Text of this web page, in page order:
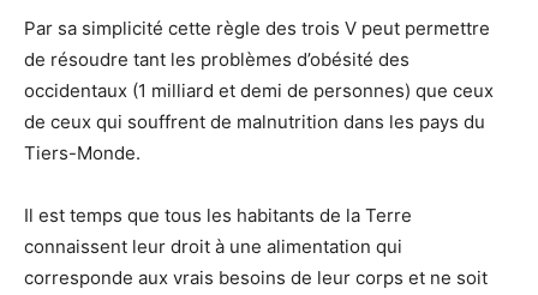
Par sa simplicité cette règle des trois V peut permettre
de résoudre tant les problèmes d’obésité des
occidentaux (1 milliard et demi de personnes) que ceux
de ceux qui souffrent de malnutrition dans les pays du
Tiers-Monde.
Il est temps que tous les habitants de la Terre
connaissent leur droit à une alimentation qui
corresponde aux vrais besoins de leur corps et ne soit